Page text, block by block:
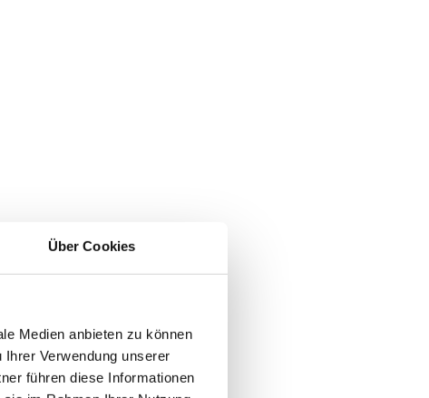
Über Cookies
Medien anbieten zu können
Verwendung unserer
führen diese Informationen